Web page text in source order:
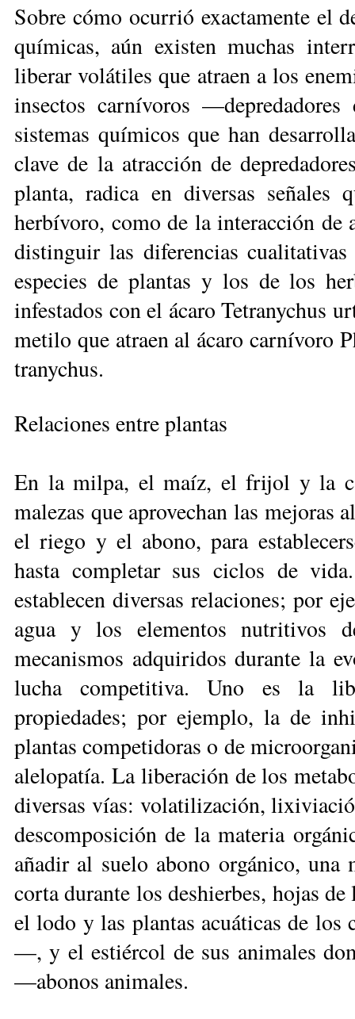
Sobre cómo ocurrió exactamente el
químicas, aún existen muchas
liberar volátiles que atraen a los
insectos carnívoros
sistemas químicos que han
clave de la atracción de
planta, radica en diversas
herbívoro, como de la interacción de
distinguir las di­fe­ren­­cias
especies de plantas y los de los
infestados con el ácaro Tetranychus
metilo que atraen al ácaro carnívoro
tranychus.
Relaciones entre plantas
En la milpa, el maíz, el frijol y la
malezas que aprovechan las
el riego y el abono, para
hasta completar sus ciclos de
establecen diversas relaciones; por
agua y los elementos nutritivos
mecanismos adquiridos durante la
lucha competitiva. Uno es la
propiedades; por ejemplo, la de
plantas competidoras o de
alelopatía. La liberación de los
diversas vías: volatilización,
descomposición de la materia
añadir al suelo abono orgánico, una
corta durante los deshierbes, hojas
el lodo y las plan­tas acuáticas de los
—, y el estiércol de sus animales
—abonos animales.